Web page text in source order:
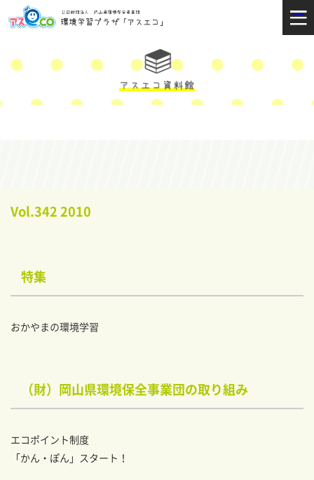
Vol.342 2010
特集
おかやまの環境学習
（財）岡山県環境保全事業団の取り組み
エコポイント制度
「かん・ぽん」スタート！